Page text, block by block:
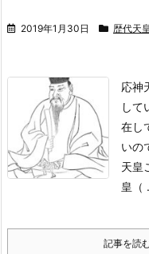
2019年1月30日 歴代天
応神
して
在し
いの
天皇
皇（
記事を読